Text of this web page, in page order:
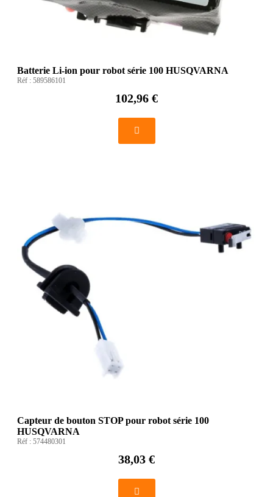
Batterie Li-ion pour robot série 100 HUSQVARNA
Réf : 589586101
102,96 €
Capteur de bouton STOP pour robot série 100
HUSQVARNA
Réf : 574480301
38,03 €